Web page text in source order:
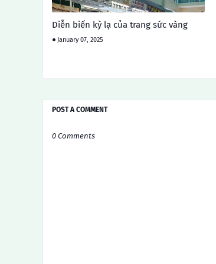
Diễn biến kỳ lạ của trang sức vàng
January 07, 2025
POST A COMMENT
0 Comments